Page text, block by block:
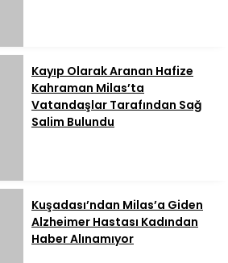
Kayıp Olarak Aranan Hafize
Kahraman Milas’ta
Vatandaşlar Tarafından Sağ
Salim Bulundu
Kuşadası’ndan Milas’a Giden
Alzheimer Hastası Kadından
Haber Alınamıyor